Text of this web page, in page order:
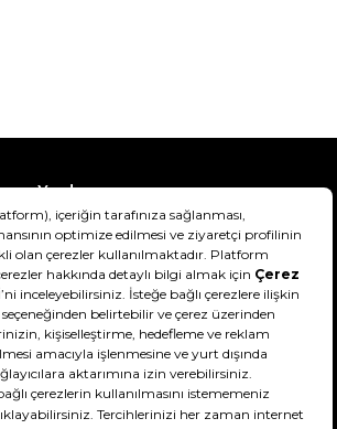
Yardım
Teslimat Bilgisi
Şartlar & Koşullar
Hakkımızda